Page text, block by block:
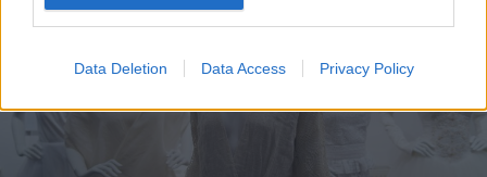
Data Deletion Data Access Privacy Policy